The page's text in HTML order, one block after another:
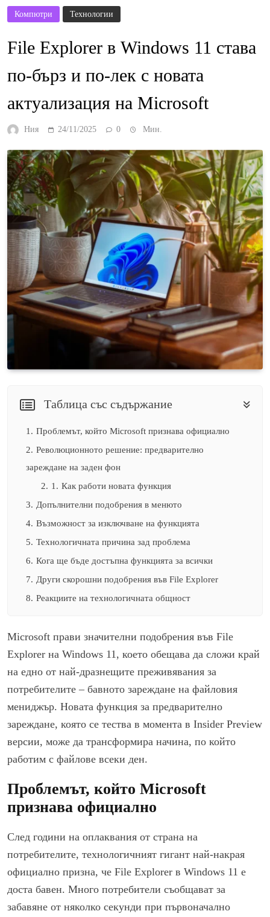
Компютри Технологии
File Explorer в Windows 11 става
по-бърз и по-лек с новата
актуализация на Microsoft
Ния 24/11/2025 0 Мин.
Таблица със съдържание
1. Проблемът, който Microsoft признава официално
2. Революционното решение: предварително
зареждане на заден фон
2. 1. Как работи новата функция
3. Допълнителни подобрения в менюто
4. Възможност за изключване на функцията
5. Технологичната причина зад проблема
6. Кога ще бъде достъпна функцията за всички
7. Други скорошни подобрения във File Explorer
8. Реакциите на технологичната общност
Microsoft прави значителни подобрения във File
Explorer на Windows 11, което обещава да сложи край
на едно от най-дразнещите преживявания за
потребителите – бавното зареждане на файловия
мениджър. Новата функция за предварително
зареждане, която се тества в момента в Insider Preview
версии, може да трансформира начина, по който
работим с файлове всеки ден.
Проблемът, който Microsoft
признава официално
След години на оплаквания от страна на
потребителите, технологичният гигант най-накрая
официално призна, че File Explorer в Windows 11 е
доста бавен. Много потребители съобщават за
забавяне от няколко секунди при първоначално